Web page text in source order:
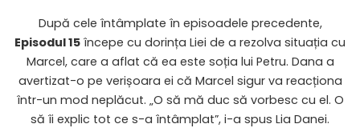
După cele întâmplate în episoadele precedente,
Episodul 15 începe cu dorința Liei de a rezolva situația cu
Marcel, care a aflat că ea este soția lui Petru. Dana a
avertizat-o pe verișoara ei că Marcel sigur va reacționa
într-un mod neplăcut. „O să mă duc să vorbesc cu el. O
să îi explic tot ce s-a întâmplat”, i-a spus Lia Danei.